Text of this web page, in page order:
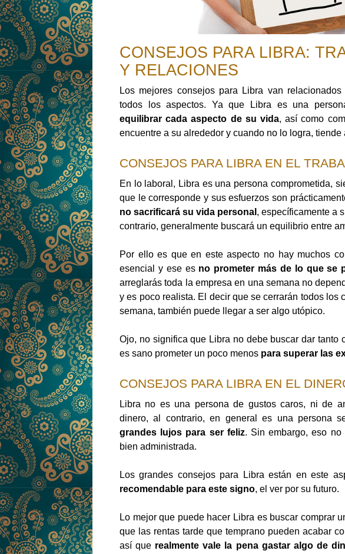
CONSEJOS PARA LIBRA:
Y RELACIONES
Los mejores consejos para Libra van
todos los aspectos. Ya que Libra es una
equilibrar cada aspecto de su vida, así como
encuentre a su alrededor y cuando no lo logra,
CONSEJOS PARA LIBRA EN EL
En lo laboral, Libra es una persona comprometida,
que le corresponde y sus esfuerzos son
no sacrificará su vida personal , específicamente a
contrario, generalmente buscará un equilibrio entre
Por ello es que en este aspecto no hay muchos
esencial y ese es no prometer más de lo que se
arreglarás toda la empresa en una semana no
y es poco realista. El decir que se cerrarán todos los
semana, también puede llegar a ser algo utópico.
Ojo, no significa que Libra no debe buscar dar tanto
es sano prometer un poco menos para superar las
CONSEJOS PARA LIBRA EN EL
Libra no es una persona de gustos caros, ni de
dinero, al contrario, en general es una persona
grandes lujos para ser feliz. Sin embargo, eso
bien administrada.
Los grandes consejos para Libra están en este
recomendable para este signo, el ver por su futuro.
Lo mejor que puede hacer Libra es buscar comprar
que las rentas tarde que temprano pueden acabar
así que realmente vale la pena gastar algo de